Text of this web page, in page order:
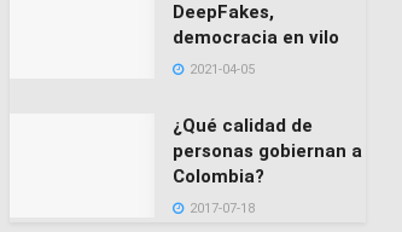
DeepFakes,
democracia en vilo
2021-04-05
¿Qué calidad de
personas gobiernan a
Colombia?
2017-07-18